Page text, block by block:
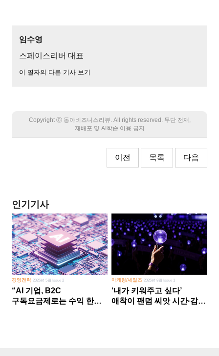
임수영
스페이스리버 대표
이 필자의 다른 기사 보기
Copyright Ⓒ 동아비즈니스리뷰. All rights reserved. 무단 전재,
재배포 및 AI학습 이용 금지
이전 목록 다음
인기기사
경영전략 2026년 5월 Issue 2
“AI 기업, B2C
구독요금제로는 수익 한계
마케팅/세일즈 2026년 8월 Issue 1
‘내가 키워주고 싶다’
애착이 팬덤 씨앗 시간·감정